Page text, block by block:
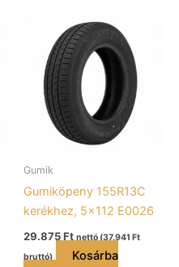
Gumik
Gumiköpeny 155R13C
kerékhez, 5×112 E0026
29.875Ft nettó (37.941 Ft
bruttó)
Kosárba